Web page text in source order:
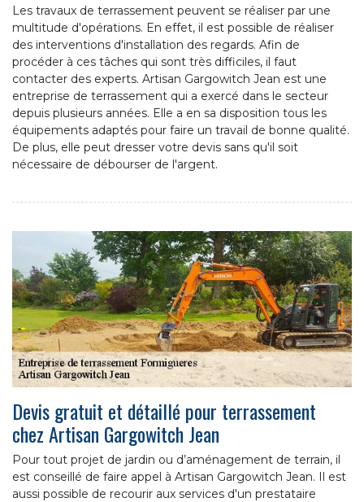
Les travaux de terrassement peuvent se réaliser par une
multitude d'opérations. En effet, il est possible de réaliser
des interventions d'installation des regards. Afin de
procéder à ces tâches qui sont très difficiles, il faut
contacter des experts. Artisan Gargowitch Jean est une
entreprise de terrassement qui a exercé dans le secteur
depuis plusieurs années. Elle a en sa disposition tous les
équipements adaptés pour faire un travail de bonne qualité.
De plus, elle peut dresser votre devis sans qu'il soit
nécessaire de débourser de l'argent.
Devis gratuit et détaillé pour terrassement
chez Artisan Gargowitch Jean
Pour tout projet de jardin ou d’aménagement de terrain, il
est conseillé de faire appel à Artisan Gargowitch Jean. Il est
aussi possible de recourir aux services d'un prestataire